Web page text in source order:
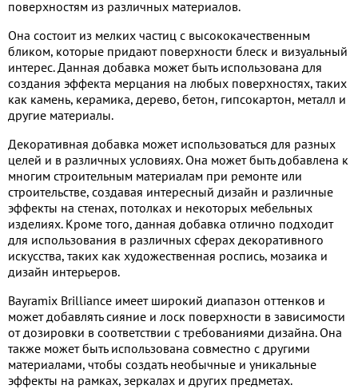
поверхностям из различных материалов.
Она состоит из мелких частиц с высококачественным
бликом, которые придают поверхности блеск и визуальный
интерес. Данная добавка может быть использована для
создания эффекта мерцания на любых поверхностях, таких
как камень, керамика, дерево, бетон, гипсокартон, металл и
другие материалы.
Декоративная добавка может использоваться для разных
целей и в различных условиях. Она может быть добавлена к
многим строительным материалам при ремонте или
строительстве, создавая интересный дизайн и различные
эффекты на стенах, потолках и некоторых мебельных
изделиях. Кроме того, данная добавка отлично подходит
для использования в различных сферах декоративного
искусства, таких как художественная роспись, мозаика и
дизайн интерьеров.
Bayramix Brilliance имеет широкий диапазон оттенков и
может добавлять сияние и лоск поверхности в зависимости
от дозировки в соответствии с требованиями дизайна. Она
также может быть использована совместно с другими
материалами, чтобы создать необычные и уникальные
эффекты на рамках, зеркалах и других предметах.